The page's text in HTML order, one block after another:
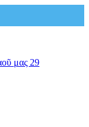
μας 29